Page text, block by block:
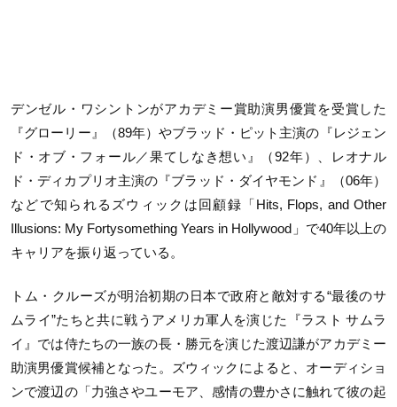
デンゼル・ワシントンがアカデミー賞助演男優賞を受賞した
『グローリー』（89年）やブラッド・ピット主演の『レジェン
ド・オブ・フォール／果てしなき想い』（92年）、レオナル
ド・ディカプリオ主演の『ブラッド・ダイヤモンド』（06年）
などで知られるズウィックは回顧録「Hits, Flops, and Other
Illusions: My Fortysomething Years in Hollywood 」で40年以上の
キャリアを振り返っている。
トム・クルーズが明治初期の日本で政府と敵対する“最後のサ
ムライ”たちと共に戦うアメリカ軍人を演じた『ラスト サムラ
イ』では侍たちの一族の長・勝元を演じた渡辺謙がアカデミー
助演男優賞候補となった。ズウィックによると、オーディショ
ンで渡辺の「力強さやユーモア、感情の豊かさに触れて彼の起